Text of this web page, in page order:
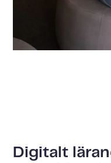
Digitalt